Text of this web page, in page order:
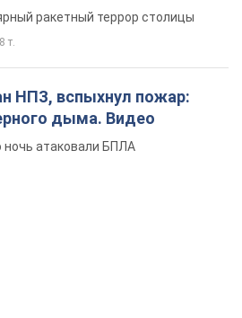
ракетный террор столицы
т.
НПЗ, вспыхнул пожар:
дыма. Видео
атаковали БПЛА